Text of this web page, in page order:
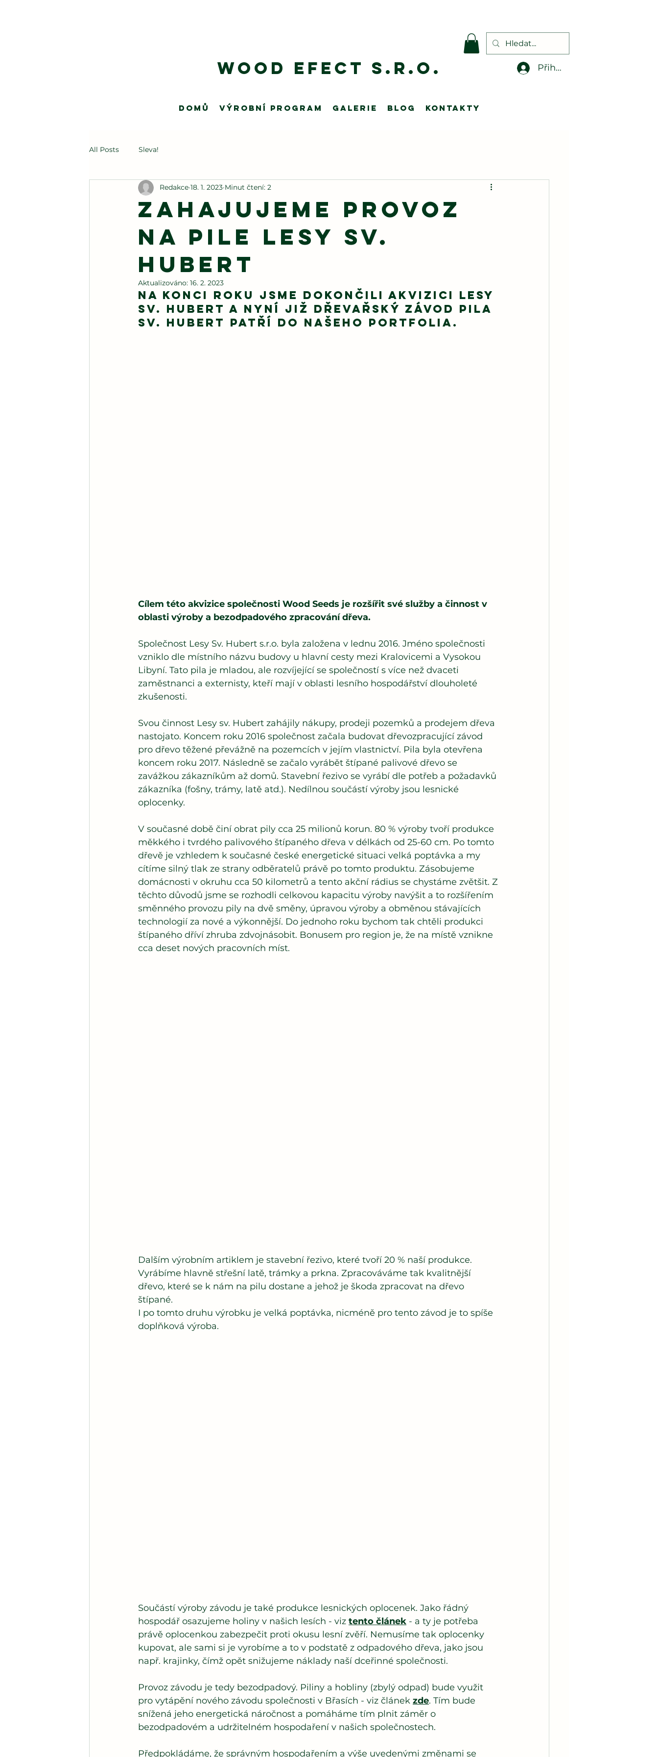
Wood Efect s.r.o. Přihlásit se
Domů VÝROBNÍ program Galerie Blog Kontakty
All Posts Sleva!
Zahajujeme provoz
na pile Lesy Sv.
Hubert
Redakce 18. 1. 2023 Minut čtení: 2
Aktualizováno: 16. 2. 2023
Na konci roku jsme dokončili akvizici Lesy
Sv. Hubert a nyní již dřevařský závod pila
sv. Hubert patří do našeho portfolia.
Cílem této akvizice společnosti Wood Seeds je rozšířit své služby a činnost v
oblasti výroby a bezodpadového zpracování dřeva.
Společnost Lesy Sv. Hubert s.r.o. byla založena v lednu 2016. Jméno společnosti
vzniklo dle místního názvu budovy u hlavní cesty mezi Kralovicemi a Vysokou
Libyní. Tato pila je mladou, ale rozvíjející se společností s více než dvaceti
zaměstnanci a externisty, kteří mají v oblasti lesního hospodářství dlouholeté
zkušenosti.
Svou činnost Lesy sv. Hubert zahájily nákupy, prodeji pozemků a prodejem dřeva
nastojato. Koncem roku 2016 společnost začala budovat dřevozpracující závod
pro dřevo těžené převážně na pozemcích v jejím vlastnictví. Pila byla otevřena
koncem roku 2017. Následně se začalo vyrábět štípané palivové dřevo se
zavážkou zákazníkům až domů. Stavební řezivo se vyrábí dle potřeb a požadavků
zákazníka (fošny, trámy, latě atd.). Nedílnou součástí výroby jsou lesnické
oplocenky.
V současné době činí obrat pily cca 25 milionů korun. 80 % výroby tvoří produkce
měkkého i tvrdého palivového štípaného dřeva v délkách od 25-60 cm. Po tomto
dřevě je vzhledem k současné české energetické situaci velká poptávka a my
cítíme silný tlak ze strany odběratelů právě po tomto produktu. Zásobujeme
domácnosti v okruhu cca 50 kilometrů a tento akční rádius se chystáme zvětšit. Z
těchto důvodů jsme se rozhodli celkovou kapacitu výroby navýšit a to rozšířením
směnného provozu pily na dvě směny, úpravou výroby a obměnou stávajících
technologií za nové a výkonnější. Do jednoho roku bychom tak chtěli produkci
štípaného dříví zhruba zdvojnásobit. Bonusem pro region je, že na místě vznikne
cca deset nových pracovních míst.
Dalším výrobním artiklem je stavební řezivo, které tvoří 20 % naší produkce.
Vyrábíme hlavně střešní latě, trámky a prkna. Zpracováváme tak kvalitnější
dřevo, které se k nám na pilu dostane a jehož je škoda zpracovat na dřevo
štípané.
I po tomto druhu výrobku je velká poptávka, nicméně pro tento závod je to spíše
doplňková výroba.
Součástí výroby závodu je také produkce lesnických oplocenek. Jako řádný
hospodář osazujeme holiny v našich lesích - viz tento článek - a ty je potřeba
právě oplocenkou zabezpečit proti okusu lesní zvěří. Nemusíme tak oplocenky
kupovat, ale sami si je vyrobíme a to v podstatě z odpadového dřeva, jako jsou
např. krajinky, čímž opět snižujeme náklady naší dceřinné společnosti.
Provoz závodu je tedy bezodpadový. Piliny a hobliny (zbylý odpad) bude využit
pro vytápění nového závodu společnosti v Břasích - viz článek zde. Tím bude
snížená jeho energetická náročnost a pomáháme tím plnit záměr o
bezodpadovém a udržitelném hospodaření v našich společnostech.
Předpokládáme, že správným hospodařením a výše uvedenými změnami se